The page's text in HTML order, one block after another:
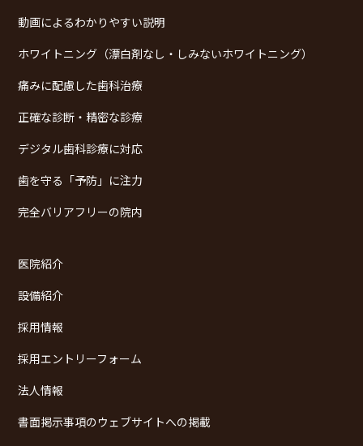
動画によるわかりやすい説明
ホワイトニング（漂白剤なし・しみないホワイトニング）
痛みに配慮した歯科治療
正確な診断・精密な診療
デジタル歯科診療に対応
歯を守る「予防」に注力
完全バリアフリーの院内
医院紹介
設備紹介
採用情報
採用エントリーフォーム
法人情報
書面掲示事項のウェブサイトへの掲載